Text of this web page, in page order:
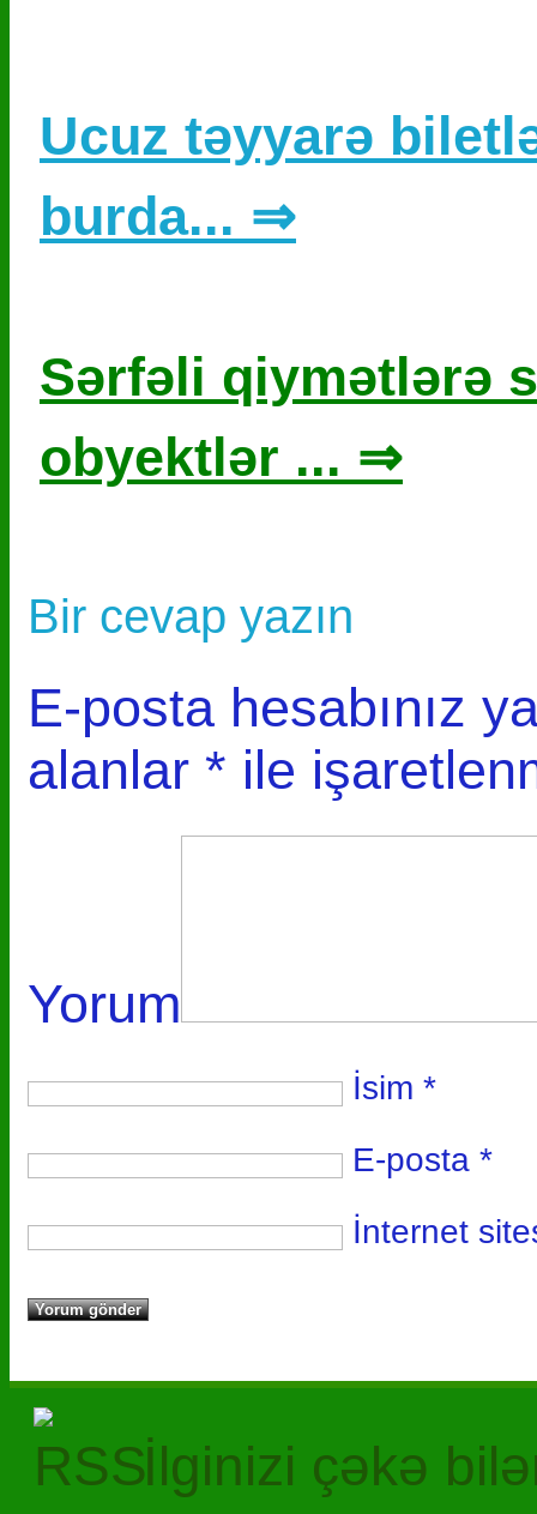
Ucuz təyyarə
burda... ⇒
Sərfəli qiymətlərə
obyektlər ... ⇒
Bir cevap yazın
E-posta hesabınız
alanlar * ile
Yorum
İsim *
E-posta *
İnternet
İlginizi çəkə